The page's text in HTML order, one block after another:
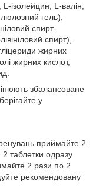
ізолейцин, L-валін,
гель),
спирт-
спирт),
жирних
жирних кислот,
збалансоване
у
приймайте 2
таблетки одразу
2 рази по 2
рекомендовану